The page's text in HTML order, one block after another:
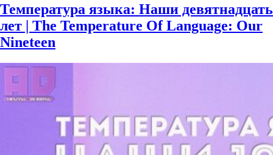
Температура языка: Наши девятнадцать
лет | The Temperature Of Language: Our
Nineteen